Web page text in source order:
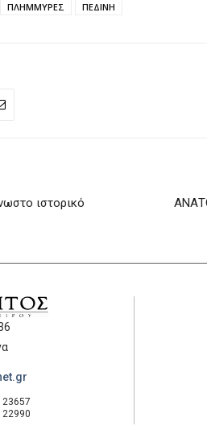
ΠΛΗΜΜΥΡΕΣ ΠΕΔΙΝΗ
ιστορικό
23657
22990